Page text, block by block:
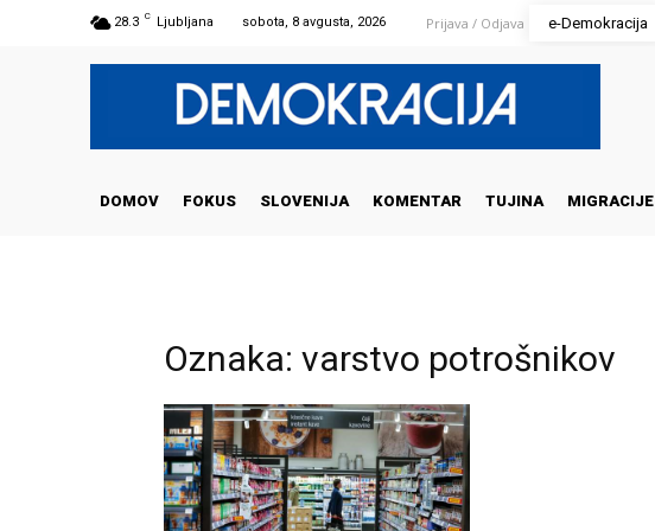
28.3 C Ljubljana sobota, 8 avgusta, 2026 Prijava / Odjava e-Demokracija
DOMOV FOKUS SLOVENIJA KOMENTAR TUJINA MIGRACIJE
Oznaka: varstvo potrošnikov